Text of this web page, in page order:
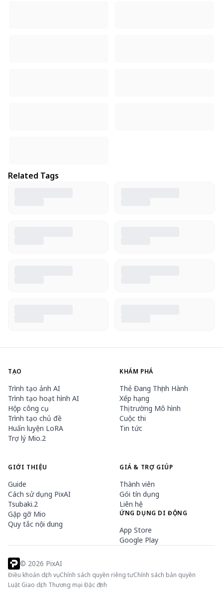
Related Tags
TẠO
Trình tạo ảnh AI
Trình tạo hoạt hình AI
Hộp công cụ
Trình tạo chủ đề
Huấn luyện LoRA
Trợ lý Mio.2
KHÁM PHÁ
Thẻ Đang Thịnh Hành
Xếp hạng
Thị trường Mô hình
Cuộc thi
Tin tức
GIỚI THIỆU
Guide
Cách sử dụng PixAI
Tsubaki.2
Gặp gỡ Mio
Quy tắc nội dung
GIÁ & TRỢ GIÚP
Thành viên
Gói tín dụng
Liên hệ
ỨNG DỤNG DI ĐỘNG
App Store
Google Play
© 2026 PixAI
Điều khoản dịch vụChính sách quyền riêng tưChính sách bản quyền
Luật Giao dịch Thương mại Đặc định